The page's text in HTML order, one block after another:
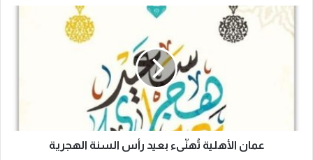
عمان الأهلية تُهنّىء بعيد رأس السنة الهجرية